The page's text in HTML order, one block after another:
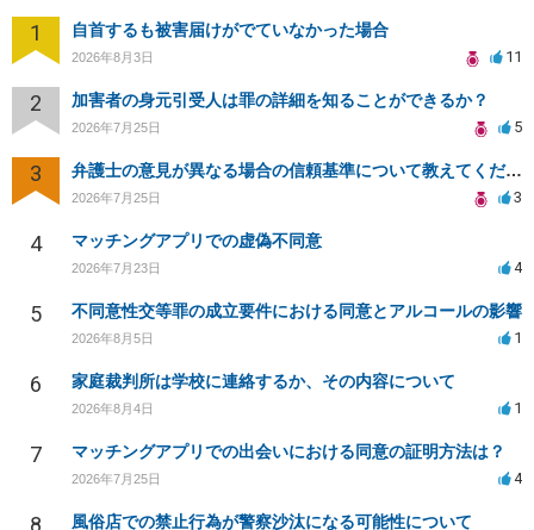
1 自首するも被害届けがでていなかった場合
2026年8月3日 11
2 加害者の身元引受人は罪の詳細を知ることができるか？
2026年7月25日 5
3 弁護士の意見が異なる場合の信頼基準について教えてください
2026年7月25日 3
4 マッチングアプリでの虚偽不同意
2026年7月23日 4
5 不同意性交等罪の成立要件における同意とアルコールの影響
2026年8月5日 1
6 家庭裁判所は学校に連絡するか、その内容について
2026年8月4日 1
7 マッチングアプリでの出会いにおける同意の証明方法は？
2026年7月25日 4
8 風俗店での禁止行為が警察沙汰になる可能性について